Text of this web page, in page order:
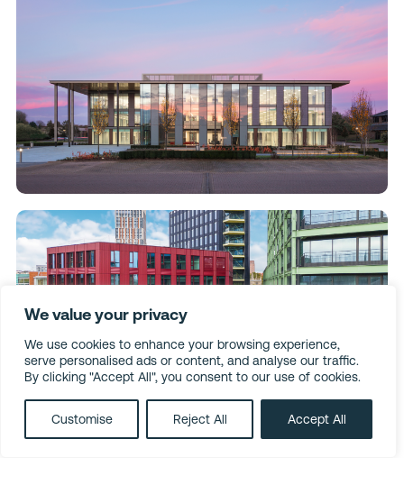
We value your privacy
We use cookies to enhance your browsing experience,
serve personalised ads or content, and analyse our traffic.
By clicking "Accept All", you consent to our use of cookies.
Customise Reject All Accept All
LinkedIn